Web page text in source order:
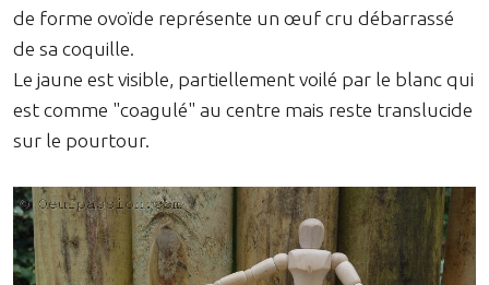
de forme ovoïde représente un œuf cru débarrassé
de sa coquille.
Le jaune est visible, partiellement voilé par le blanc qui
est comme "coagulé" au centre mais reste translucide
sur le pourtour.